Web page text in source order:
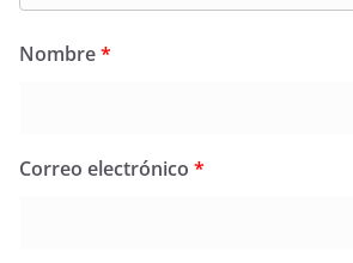
Nombre*
Correo electrónico *